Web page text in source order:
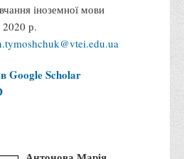
іноземної мови
2020 р.
Google Scholar